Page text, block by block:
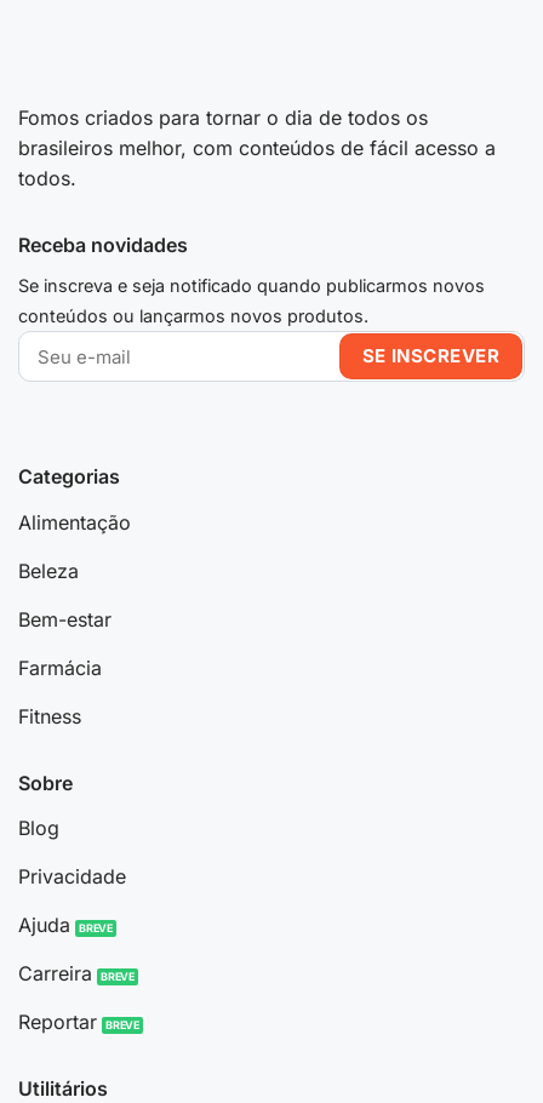
Fomos criados para tornar o dia de todos os
brasileiros melhor, com conteúdos de fácil acesso a
todos.
Categorias
Alimentação
Beleza
Bem-estar
Farmácia
Fitness
Sobre
Blog
Privacidade
Ajuda
Carreira
Reportar
Utilitários
Receba novidades
Se inscreva e seja notificado quando publicarmos novos
conteúdos ou lançarmos novos produtos.